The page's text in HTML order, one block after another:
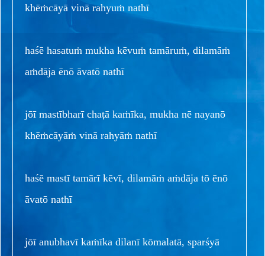
khēṁcāyā vinā rahyuṁ nathī
haśē hasatuṁ mukha kēvuṁ tamāruṁ, dilamāṁ
aṁdāja ēnō āvatō nathī
jōī mastībharī chaṭā kaṁīka, mukha nē nayanō
khēṁcāyāṁ vinā rahyāṁ nathī
haśē mastī tamārī kēvī, dilamāṁ aṁdāja tō ēnō
āvatō nathī
jōī anubhavī kaṁīka dilanī kōmalatā, sparśyā